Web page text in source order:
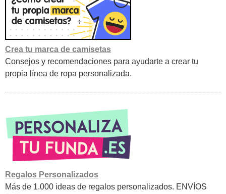
Crea tu marca de camisetas
Consejos y recomendaciones para ayudarte a crear tu
propia línea de ropa personalizada.
Regalos Personalizados
Más de 1.000 ideas de regalos personalizados. ENVÍOS